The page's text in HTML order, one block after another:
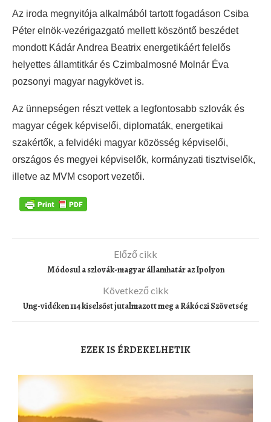
Az iroda megnyitója alkalmából tartott fogadáson Csiba
Péter elnök-vezérigazgató mellett köszöntő beszédet
mondott Kádár Andrea Beatrix energetikáért felelős
helyettes államtitkár és Czimbalmosné Molnár Éva
pozsonyi magyar nagykövet is.
Az ünnepségen részt vettek a legfontosabb szlovák és
magyar cégek képviselői, diplomaták, energetikai
szakértők, a felvidéki magyar közösség képviselői,
országos és megyei képviselők, kormányzati tisztviselők,
illetve az MVM csoport vezetői.
Előző cikk
Módosul a szlovák-magyar államhatár az Ipolyon
Következő cikk
Ung-vidéken 114 kiselsőst jutalmazott meg a Rákóczi Szövetség
EZEK IS ÉRDEKELHETIK